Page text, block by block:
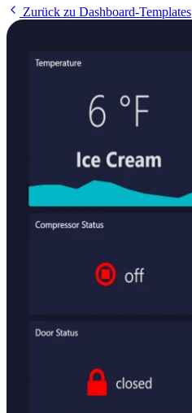
Zurück zu Dashboard-Templates